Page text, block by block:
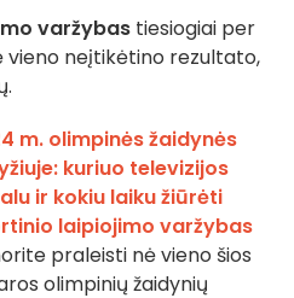
varžybas tiesiogiai per
vieno neįtikėtino rezultato,
.
m. olimpinės žaidynės
kuriuo televizijos
ir kokiu laiku žiūrėti
laipiojimo varžybas
praleisti nė vieno šios
olimpinių žaidynių